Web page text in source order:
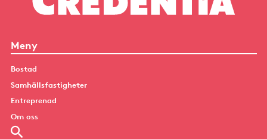
Meny
Bostad
Samhällsfastigheter
Entreprenad
Om oss